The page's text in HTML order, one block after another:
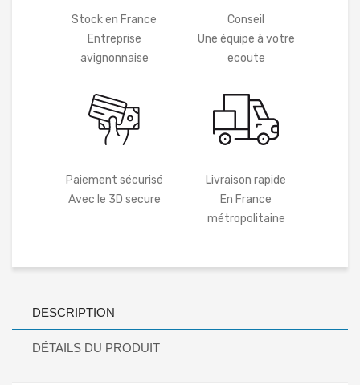
Stock en France
Entreprise
avignonnaise
Conseil
Une équipe à votre
ecoute
Paiement sécurisé
Avec le 3D secure
Livraison rapide
En France
métropolitaine
DESCRIPTION
DÉTAILS DU PRODUIT